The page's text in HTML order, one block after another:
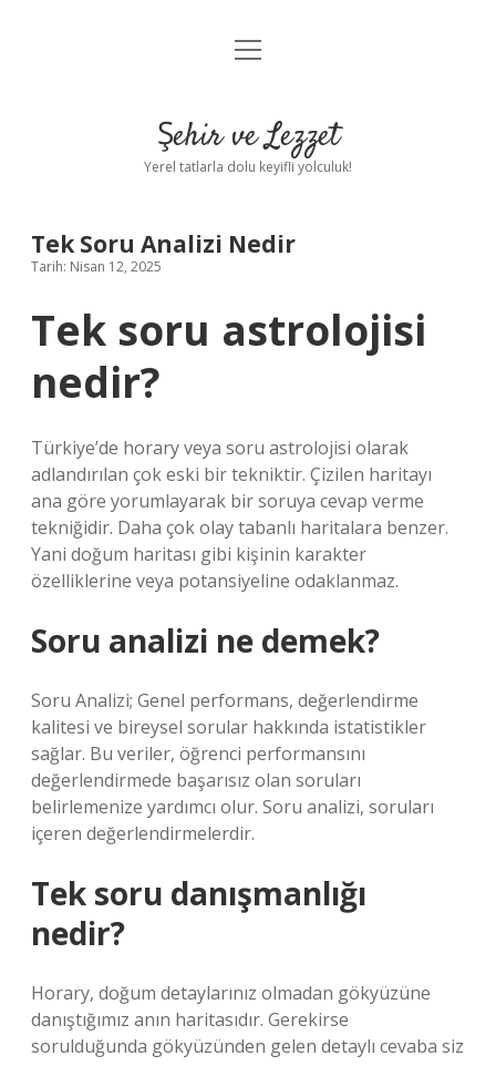
Anasayfa
Yasal Uyarı
menüyü
Şehir ve Lezzet
Yerel tatlarla dolu keyifli yolculuk!
Tek Soru Analizi Nedir
Tarih: Nisan 12, 2025
Tek soru astrolojisi
nedir?
Türkiye’de horary veya soru astrolojisi olarak
adlandırılan çok eski bir tekniktir. Çizilen haritayı
ana göre yorumlayarak bir soruya cevap verme
tekniğidir. Daha çok olay tabanlı haritalara benzer.
Yani doğum haritası gibi kişinin karakter
özelliklerine veya potansiyeline odaklanmaz.
Soru analizi ne demek?
Soru Analizi; Genel performans, değerlendirme
kalitesi ve bireysel sorular hakkında istatistikler
sağlar. Bu veriler, öğrenci performansını
değerlendirmede başarısız olan soruları
belirlemenize yardımcı olur. Soru analizi, soruları
içeren değerlendirmelerdir.
Tek soru danışmanlığı
nedir?
Horary, doğum detaylarınız olmadan gökyüzüne
danıştığımız anın haritasıdır. Gerekirse
sorulduğunda gökyüzünden gelen detaylı cevaba siz